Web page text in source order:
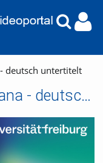
deutsch untertitelt
ZEIT für X - Edoardo Milana - deutsch untertitelt